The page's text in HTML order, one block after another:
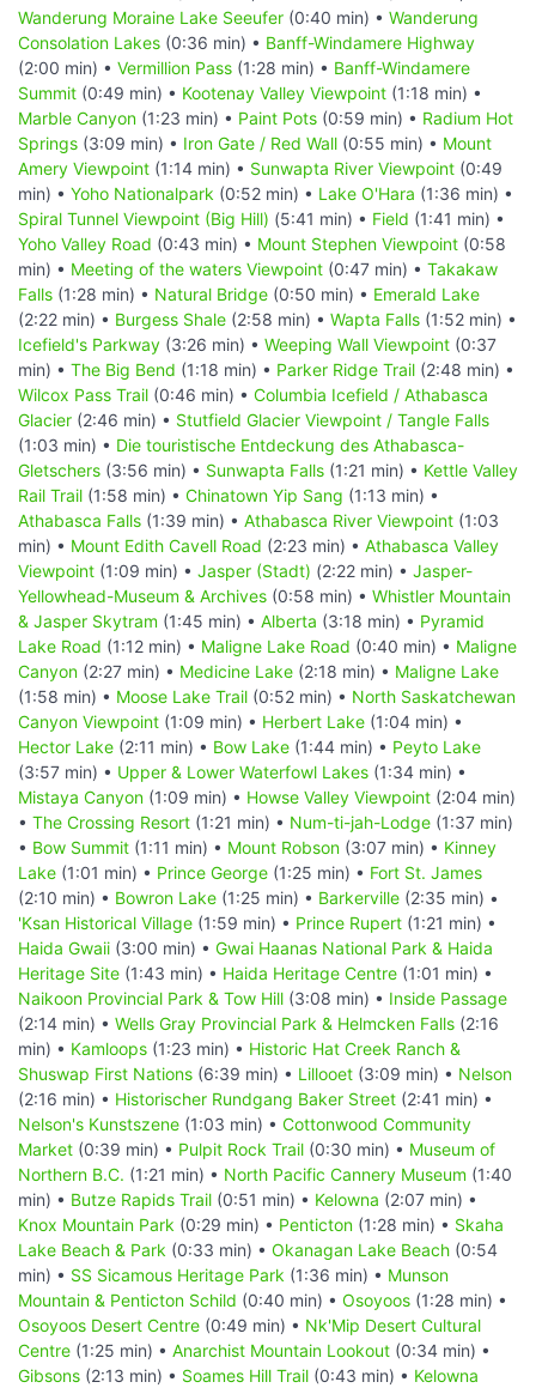
Wanderung Moraine Lake Seeufer (0:40 min) • Wanderung
Consolation Lakes (0:36 min) • Banff-Windamere Highway
(2:00 min) • Vermillion Pass (1:28 min) • Banff-Windamere
Summit (0:49 min) • Kootenay Valley Viewpoint (1:18 min) •
Marble Canyon (1:23 min) • Paint Pots (0:59 min) • Radium Hot
Springs (3:09 min) • Iron Gate / Red Wall (0:55 min) • Mount
Amery Viewpoint (1:14 min) • Sunwapta River Viewpoint (0:49
min) • Yoho Nationalpark (0:52 min) • Lake O'Hara (1:36 min) •
Spiral Tunnel Viewpoint (Big Hill) (5:41 min) • Field (1:41 min) •
Yoho Valley Road (0:43 min) • Mount Stephen Viewpoint (0:58
min) • Meeting of the waters Viewpoint (0:47 min) • Takakaw
Falls (1:28 min) • Natural Bridge (0:50 min) • Emerald Lake
(2:22 min) • Burgess Shale (2:58 min) • Wapta Falls (1:52 min) •
Icefield's Parkway (3:26 min) • Weeping Wall Viewpoint (0:37
min) • The Big Bend (1:18 min) • Parker Ridge Trail (2:48 min) •
Wilcox Pass Trail (0:46 min) • Columbia Icefield / Athabasca
Glacier (2:46 min) • Stutfield Glacier Viewpoint / Tangle Falls
(1:03 min) • Die touristische Entdeckung des Athabasca-
Gletschers (3:56 min) • Sunwapta Falls (1:21 min) • Kettle Valley
Rail Trail (1:58 min) • Chinatown Yip Sang (1:13 min) •
Athabasca Falls (1:39 min) • Athabasca River Viewpoint (1:03
min) • Mount Edith Cavell Road (2:23 min) • Athabasca Valley
Viewpoint (1:09 min) • Jasper (Stadt) (2:22 min) • Jasper-
Yellowhead-Museum & Archives (0:58 min) • Whistler Mountain
& Jasper Skytram (1:45 min) • Alberta (3:18 min) • Pyramid
Lake Road (1:12 min) • Maligne Lake Road (0:40 min) • Maligne
Canyon (2:27 min) • Medicine Lake (2:18 min) • Maligne Lake
(1:58 min) • Moose Lake Trail (0:52 min) • North Saskatchewan
Canyon Viewpoint (1:09 min) • Herbert Lake (1:04 min) •
Hector Lake (2:11 min) • Bow Lake (1:44 min) • Peyto Lake
(3:57 min) • Upper & Lower Waterfowl Lakes (1:34 min) •
Mistaya Canyon (1:09 min) • Howse Valley Viewpoint (2:04 min)
• The Crossing Resort (1:21 min) • Num-ti-jah-Lodge (1:37 min)
• Bow Summit (1:11 min) • Mount Robson (3:07 min) • Kinney
Lake (1:01 min) • Prince George (1:25 min) • Fort St. James
(2:10 min) • Bowron Lake (1:25 min) • Barkerville (2:35 min) •
'Ksan Historical Village (1:59 min) • Prince Rupert (1:21 min) •
Haida Gwaii (3:00 min) • Gwai Haanas National Park & Haida
Heritage Site (1:43 min) • Haida Heritage Centre (1:01 min) •
Naikoon Provincial Park & Tow Hill (3:08 min) • Inside Passage
(2:14 min) • Wells Gray Provincial Park & Helmcken Falls (2:16
min) • Kamloops (1:23 min) • Historic Hat Creek Ranch &
Shuswap First Nations (6:39 min) • Lillooet (3:09 min) • Nelson
(2:16 min) • Historischer Rundgang Baker Street (2:41 min) •
Nelson's Kunstszene (1:03 min) • Cottonwood Community
Market (0:39 min) • Pulpit Rock Trail (0:30 min) • Museum of
Northern B.C. (1:21 min) • North Pacific Cannery Museum (1:40
min) • Butze Rapids Trail (0:51 min) • Kelowna (2:07 min) •
Knox Mountain Park (0:29 min) • Penticton (1:28 min) • Skaha
Lake Beach & Park (0:33 min) • Okanagan Lake Beach (0:54
min) • SS Sicamous Heritage Park (1:36 min) • Munson
Mountain & Penticton Schild (0:40 min) • Osoyoos (1:28 min) •
Osoyoos Desert Centre (0:49 min) • Nk'Mip Desert Cultural
Centre (1:25 min) • Anarchist Mountain Lookout (0:34 min) •
Gibsons (2:13 min) • Soames Hill Trail (0:43 min) • Kelowna